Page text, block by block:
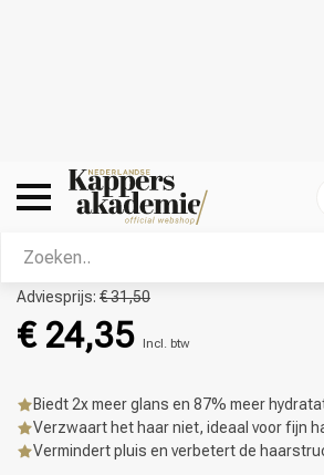
Adviesprijs: € 31,50
€ 24,35 Incl. btw
Biedt 2x meer glans en 87% meer
Verzwaart het haar niet, ideaal voor fijn
Vermindert pluis en verbetert de